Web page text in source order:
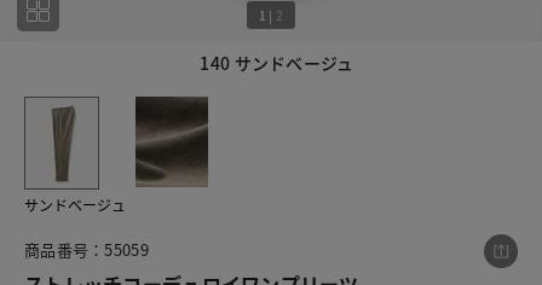
140 サンドベージュ
1 | 2
サンドベージュ
商品番号：55059
この商品をシェアする
ストレッチコーデュロイワンプリーツ